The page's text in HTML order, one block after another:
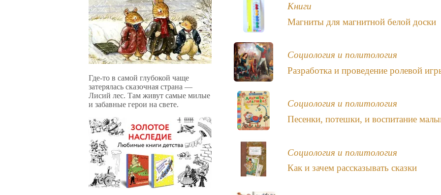
Где-то в самой глубокой чаще
затерялась сказочная страна —
Лисий лес. Там живут самые милые
и забавные герои на свете.
Книги
Магниты для магнитной белой доски
Социология и политология
Разработка и проведение ролевой
Социология и политология
Песенки, потешки, и воспитание
Социология и политология
Как и зачем рассказывать сказки